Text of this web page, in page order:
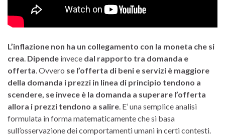
L’inflazione non ha un collegamento con la moneta che si
crea. Dipende invece dal rapporto tra domanda e
offerta. Ovvero se l’offerta di beni e servizi è maggiore
della domanda i prezzi in linea di principio tendono a
scendere, se invece è la domanda a superare l’offerta
allora i prezzi tendono a salire. E’ una semplice analisi
formulata in forma matematicamente che si basa
sull’osservazione dei comportamenti umani in certi contesti.